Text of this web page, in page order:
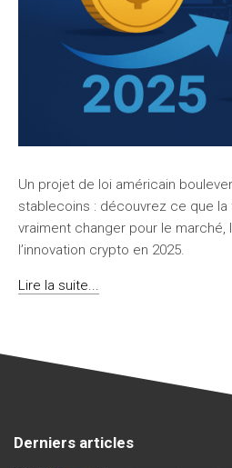
Un projet de loi américain
stablecoins : découvrez ce que la
vraiment changer pour le
l’innovation crypto en 2025.
Lire la suite...
Derniers articles